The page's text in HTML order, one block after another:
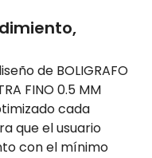
de BOLIGRAFO
FINO 0.5 MM
cada
que el usuario
con el mínimo